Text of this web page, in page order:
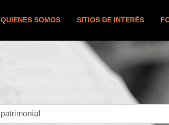
QUIENES SOMOS SITIOS DE INTERÉS